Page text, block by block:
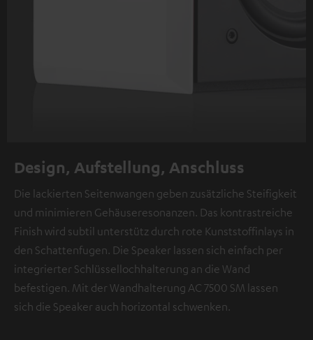
Design, Aufstellung, Anschluss
Die lackierten Seitenwangen geben zusätzliche Steifigkeit
und minimieren Gehäuseresonanzen. Das kontrastreiche
Finish wird subtil unterstütz durch rote Kunststoffinlays in
den Schattenfugen. Die Speaker lassen sich einfach per
integrierter Schlüssellochhalterung an die Wand
befestigen. Mit der Wandhalterung AC 7500 SM lassen
sich die Speaker auch horizontal schwenken.